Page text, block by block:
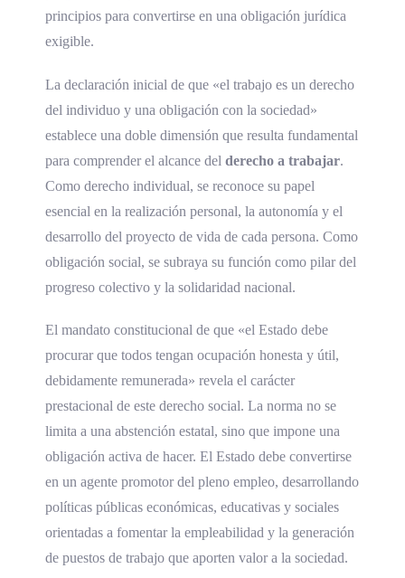
principios para convertirse en una obligación jurídica
exigible.
La declaración inicial de que «el trabajo es un derecho
del individuo y una obligación con la sociedad»
establece una doble dimensión que resulta fundamental
para comprender el alcance del derecho a trabajar.
Como derecho individual, se reconoce su papel
esencial en la realización personal, la autonomía y el
desarrollo del proyecto de vida de cada persona. Como
obligación social, se subraya su función como pilar del
progreso colectivo y la solidaridad nacional.
El mandato constitucional de que «el Estado debe
procurar que todos tengan ocupación honesta y útil,
debidamente remunerada» revela el carácter
prestacional de este derecho social. La norma no se
limita a una abstención estatal, sino que impone una
obligación activa de hacer. El Estado debe convertirse
en un agente promotor del pleno empleo, desarrollando
políticas públicas económicas, educativas y sociales
orientadas a fomentar la empleabilidad y la generación
de puestos de trabajo que aporten valor a la sociedad.